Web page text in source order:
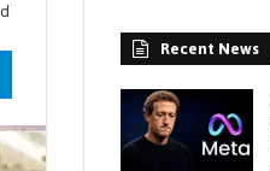
Telegram Recent News